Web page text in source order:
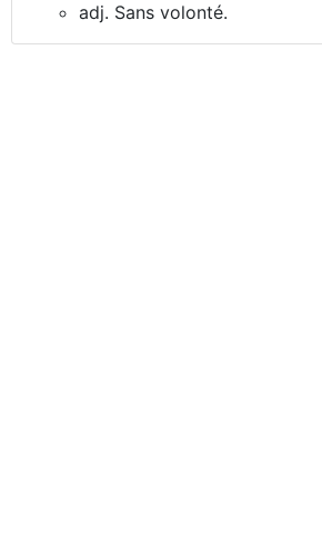
adj. Sans volonté.